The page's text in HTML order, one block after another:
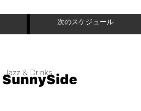
次のスケジュール